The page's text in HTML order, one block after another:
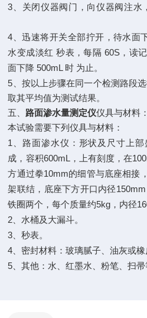
3 、关闭仪器阀门，向仪器阀注水
4 、迅速将开关全部拧开，待水面
水变成淡红 秒表，每隔 60S，读
面下降 500mL 时 为止。
5 、按以上步骤在同一个检测路段
取其平均值为测试结果。
五、 路面渗水量测定仪仪具与材料：
本试验需要下列仪具与材料：
1 、路面渗水仪：形状及尺寸上
成，容积600mL ，上有刻度，在
方通过拳10mm的细管与底座相接
架联结，底座下方开口内径150mm
铁圈两个，每个质量约5kg ，内径
2 、水桶及大漏斗。
3 、秒表。
4 、密封材料：玻璃腻子、油灰或橡
5 、其他：水、红墨水、粉笔、扫帚